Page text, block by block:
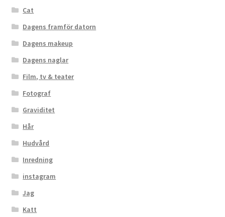
Cat
Dagens framför datorn
Dagens makeup
Dagens naglar
Film, tv & teater
Fotograf
Graviditet
Hår
Hudvård
Inredning
instagram
Jag
Katt